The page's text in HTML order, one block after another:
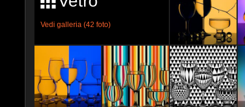
Vedi galleria (42 foto)